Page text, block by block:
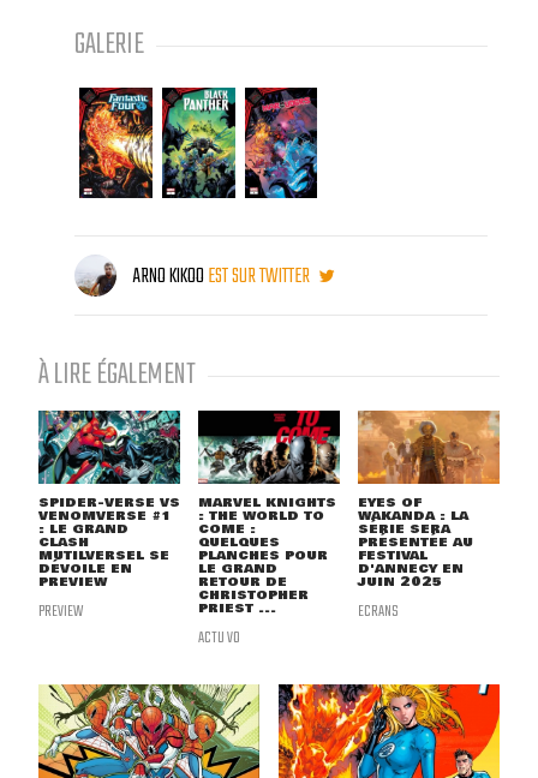
GALERIE
ARNO KIKOOEST SUR TWITTER
À LIRE ÉGALEMENT
SPIDER-VERSE VS
VENOMVERSE #1
: LE GRAND
CLASH
MUTILVERSEL SE
DÉVOILE EN
PREVIEW
PREVIEW
MARVEL KNIGHTS
: THE WORLD TO
COME :
QUELQUES
PLANCHES POUR
LE GRAND
RETOUR DE
CHRISTOPHER
PRIEST ...
ACTU VO
EYES OF
WAKANDA : LA
SÉRIE SERA
PRÉSENTÉE AU
FESTIVAL
D'ANNECY EN
JUIN 2025
ECRANS